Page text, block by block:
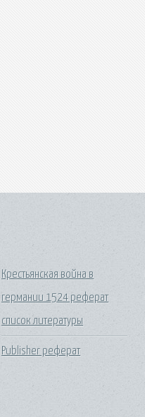
Крестьянская война в
германии 1524 реферат
список литературы
Publisher реферат